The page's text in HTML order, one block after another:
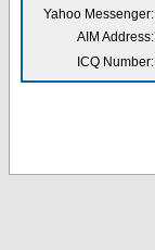
Yahoo Messenger:
AIM Address:
ICQ Number: